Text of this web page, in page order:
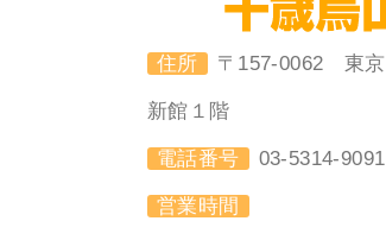
住所 〒157-0062 東京
新館１階
電話番号 03-5314-9091
営業時間